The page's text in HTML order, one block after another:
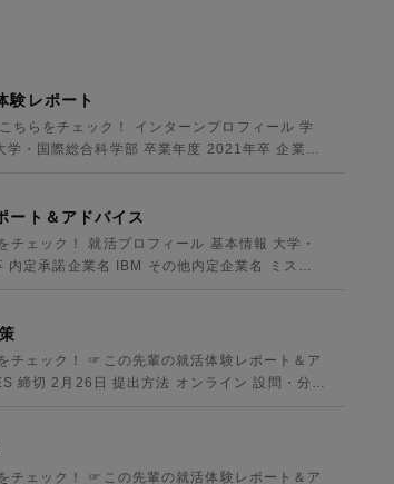
験レポート
ちらをチェック！ インターンプロフィール 学
・国際総合科学部 卒業年度 2021年卒 企業名
ート＆アドバイス
ェック！ 就活プロフィール 基本情報 大学・
定承諾企業名 IBM その他内定企業名 ミス
チェック！ ☞この先輩の就活体験レポート＆ア
締切 2月26日 提出方法 オンライン 設問・分量
チェック！ ☞この先輩の就活体験レポート＆ア